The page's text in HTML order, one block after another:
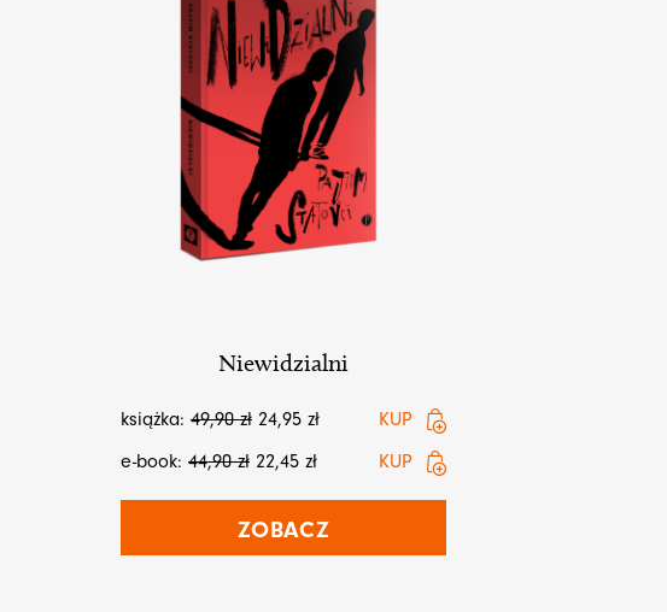
Niewidzialni
książka: 49,90zł 24,95 zł
KUP
e-book: 44,90zł 22,45 zł KUP
ZOBACZ